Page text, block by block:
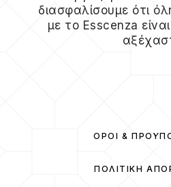
διασφαλίσουμε ότι
με το Esscenza
ΌΡΟΙ &
ΠΟΛΙΤΙΚΉ